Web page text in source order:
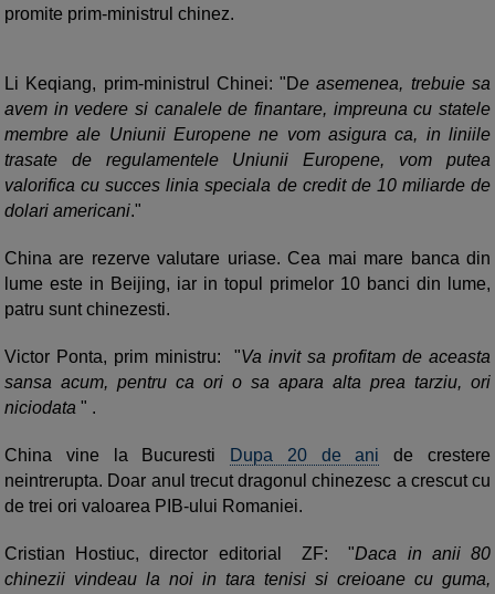
promite prim-ministrul chinez.
Li Keqiang, prim-ministrul Chinei: "De asemenea, trebuie sa
avem in vedere si canalele de finantare, impreuna cu statele
membre ale Uniunii Europene ne vom asigura ca, in liniile
trasate de regulamentele Uniunii Europene, vom putea
valorifica cu succes linia speciala de credit de 10 miliarde de
dolari americani."
China are rezerve valutare uriase. Cea mai mare banca din
lume este in Beijing, iar in topul primelor 10 banci din lume,
patru sunt chinezesti.
Victor Ponta, prim ministru: "Va invit sa profitam de aceasta
sansa acum, pentru ca ori o sa apara alta prea tarziu, ori
niciodata " .
China vine la Bucuresti Dupa 20 de ani de crestere
neintrerupta. Doar anul trecut dragonul chinezesc a crescut cu
de trei ori valoarea PIB-ului Romaniei.
Cristian Hostiuc, director editorial ZF: "Daca in anii 80
chinezii vindeau la noi in tara tenisi si creioane cu guma,